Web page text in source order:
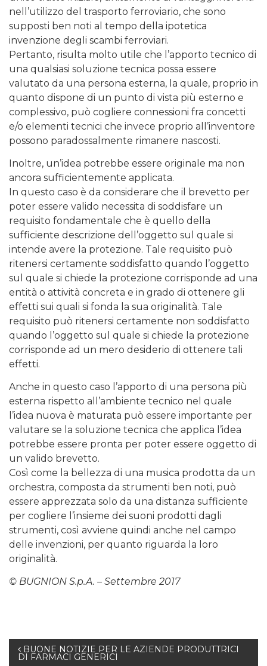
nell’utilizzo del trasporto ferroviario, che sono
supposti ben noti al tempo della ipotetica
invenzione degli scambi ferroviari.
Pertanto, risulta molto utile che l’apporto tecnico di
una qualsiasi soluzione tecnica possa essere
valutato da una persona esterna, la quale, proprio in
quanto dispone di un punto di vista più esterno e
complessivo, può cogliere connessioni fra concetti
e/o elementi tecnici che invece proprio all’inventore
possono paradossalmente rimanere nascosti.
Inoltre, un’idea potrebbe essere originale ma non
ancora sufficientemente applicata.
In questo caso è da considerare che il brevetto per
poter essere valido necessita di soddisfare un
requisito fondamentale che è quello della
sufficiente descrizione dell’oggetto sul quale si
intende avere la protezione. Tale requisito può
ritenersi certamente soddisfatto quando l’oggetto
sul quale si chiede la protezione corrisponde ad una
entità o attività concreta e in grado di ottenere gli
effetti sui quali si fonda la sua originalità. Tale
requisito può ritenersi certamente non soddisfatto
quando l’oggetto sul quale si chiede la protezione
corrisponde ad un mero desiderio di ottenere tali
effetti.
Anche in questo caso l’apporto di una persona più
esterna rispetto all’ambiente tecnico nel quale
l’idea nuova è maturata può essere importante per
valutare se la soluzione tecnica che applica l’idea
potrebbe essere pronta per poter essere oggetto di
un valido brevetto.
Così come la bellezza di una musica prodotta da un
orchestra, composta da strumenti ben noti, può
essere apprezzata solo da una distanza sufficiente
per cogliere l’insieme dei suoni prodotti dagli
strumenti, così avviene quindi anche nel campo
delle invenzioni, per quanto riguarda la loro
originalità.
© BUGNION S.p.A. – Settembre 2017
Navigazione
BUONE NOTIZIE PER LE AZIENDE PRODUTTRICI
DI FARMACI GENERICI